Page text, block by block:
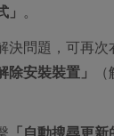
。
決問題，可再次
除安裝裝置」